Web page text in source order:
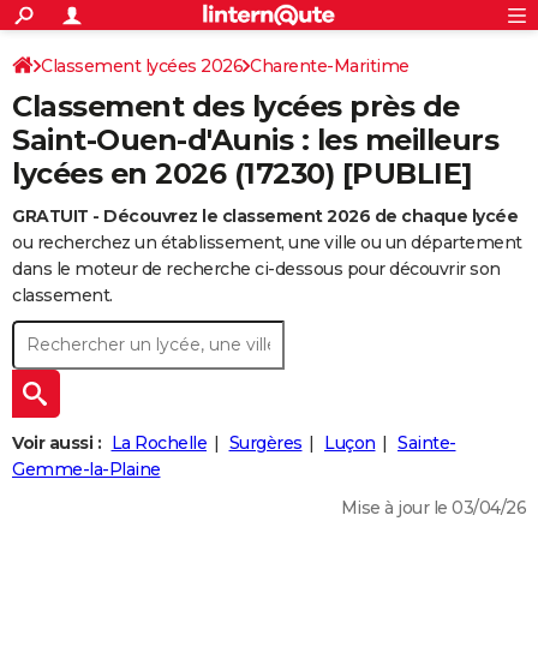
ACTUALITÉS
Politique
Société
Faits Divers
Education
Monde
Villes
+
SPORT
Coupe du monde 2026
Football
Tennis
Cyclisme
Rugby
Forum
CULTURE
Programme TV
TNT
Streaming
Cinéma
Sorties cinéma
Musique
+FINANCE
Retraite
Impôts
Epargne
Immobilier
Risques naturels par ville
Banque
Assurance
Crédit
AUTO
Essais
Réserver un essai
Citadines
Berlines
SUV
Forum auto
+
HIGH-TECH
BRICOLAGE
Forum
Aménagement intérieur
Extérieur
Cuisine
Salle de bains
Jardinage
Rangement
+WEEK-END
Guides de France
Escapades
Patrimoine
Expositions
Musées
Week-end nature
+
LIFESTYLE
Art de vivre
Bien-être
Loisirs
Mode
Modes de vie
+SANTE
Rechercher
S'inscrire
Connexion
Classement lycées 2026 Charente-Maritime
Classement des lycées près de
Saint-Ouen-d'Aunis : les meilleurs
lycées en 2026 (17230) [PUBLIE]
GRATUIT - Découvrez le classement 2026 de chaque lycée
ou recherchez un établissement, une ville ou un département
dans le moteur de recherche ci-dessous pour découvrir son
classement.
Voir aussi : La Rochelle Surgères Luçon
Sainte-
Gemme-la-Plaine
Mise à jour le 03/04/26